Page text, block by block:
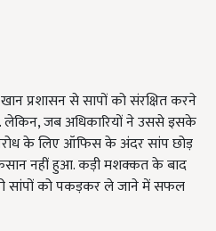
प्रशासन से सापों को संरक्षित करने
लेकिन, जब अधिकारियों ने उससे इसके
के लिए ऑफिस के अंदर सांप छोड़
नहीं हुआ. कड़ी मशक्कत के बाद
सांपों को पकड़कर ले जाने में सफल